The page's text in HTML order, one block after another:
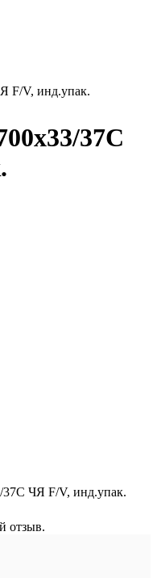
F/V, инд.упак.
37С
37С ЧЯ F/V, инд.упак.
отзыв.